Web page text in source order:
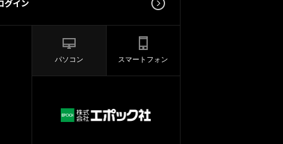
パソコン スマートフォン